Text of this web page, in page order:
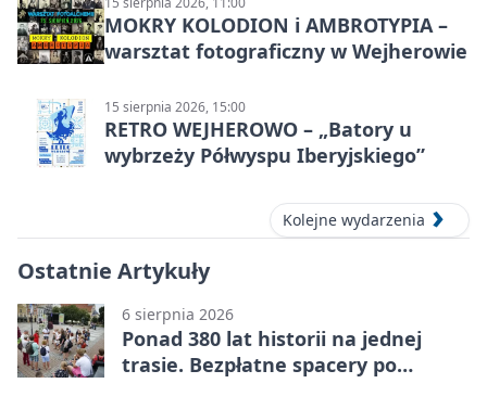
MOKRY KOLODION i AMBROTYPIA –
warsztat fotograficzny w Wejherowie
15 sierpnia 2026, 15:00
RETRO WEJHEROWO – „Batory u
wybrzeży Półwyspu Iberyjskiego”
Kolejne wydarzenia
Ostatnie Artykuły
6 sierpnia 2026
Ponad 380 lat historii na jednej
trasie. Bezpłatne spacery po